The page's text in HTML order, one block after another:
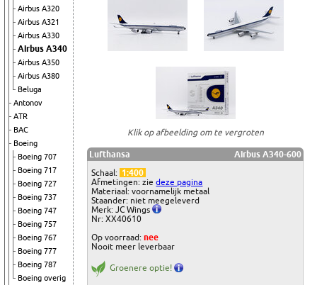
Airbus A320
Airbus A321
Airbus A330
Airbus A340
Airbus A350
Airbus A380
Beluga
Antonov
ATR
BAC
Boeing
Boeing 707
Boeing 717
Boeing 727
Boeing 737
Boeing 747
Boeing 757
Boeing 767
Boeing 777
Boeing 787
Boeing overig
Klik op afbeelding om te vergroten
Lufthansa
Airbus A340-600
Schaal: 1:400
Afmetingen: ziedeze pagina
Materiaal: voornamelijk metaal
Staander: niet meegeleverd
Merk: JC Wings
Nr: XX40610
Op voorraad:nee
Nooit meer leverbaar
Groenere optie!